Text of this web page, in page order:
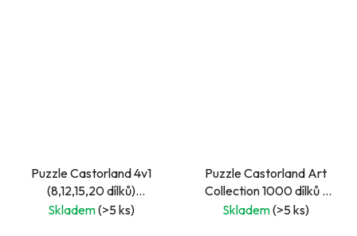
Puzzle Castorland 4v1
(8,12,15,20 dílků)
Maminka a mláďata
Skladem(>5 ks)
Puzzle Castorland Art
Collection 1000 dílků -
Moře
Skladem(>5 ks)